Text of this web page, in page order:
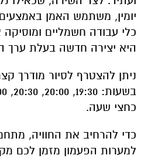
ניתן להצטרף לסיור מודרך
כחצי שעה.
כדי להרחיב את החוויה,
למערות הפעמון מזמן לכם
קטנה לפני החשכה. המעוניינים
החדשה שנפתחה במתחם
גבינות, ממרחים ויינות